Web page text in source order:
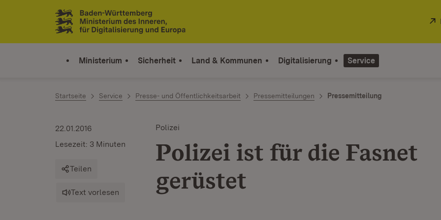
Zum Inhalt springen
Link zur Startseite
Ministerium Sicherheit Land & Kommunen Digitalisierung Service
Startseite Service Presse- und Öffentlichkeitsarbeit Pressemitteilungen Pressemitteilung
Polizei
Polizei ist für die Fasnet
gerüstet
22.01.2016
Lesezeit: 3 Minuten
Teilen
Text vorlesen